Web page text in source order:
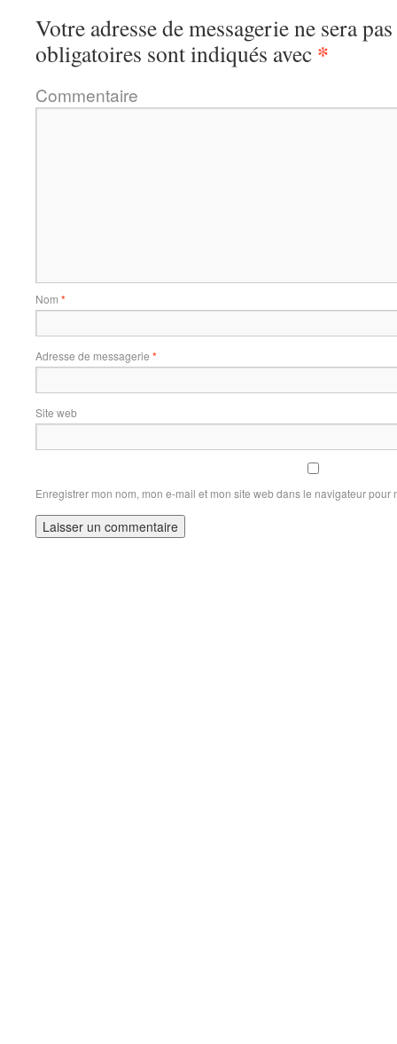
Votre adresse de messagerie ne sera
obligatoires sont indiqués avec *
Commentaire
Nom *
Adresse de messagerie *
Site web
Enregistrer mon nom, mon e-mail et mon site web dans le navigateur pour